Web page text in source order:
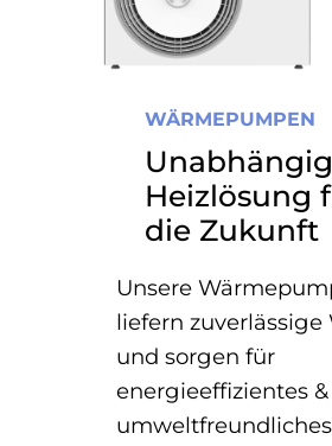
WÄRMEPUMPEN
Heizlösung
die Zukunft
Unsere
liefern zuverlässige
und sorgen für
energieeffizientes &
umweltfreundliches